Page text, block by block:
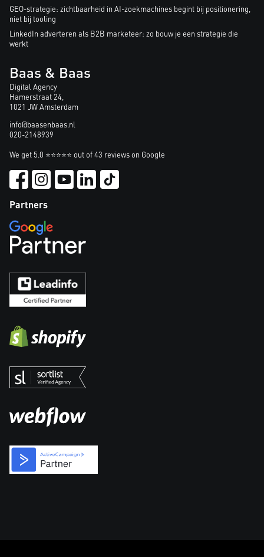
GEO-strategie: zichtbaarheid in AI-zoekmachines begint bij positionering,
niet bij tooling
LinkedIn adverteren als B2B marketeer: zo bouw je een strategie die
werkt
Baas & Baas
Digital Agency
Hamerstraat 24,
1021 JW Amsterdam
info@baasenbaas.nl
020-2148939
We get 5.0 ⭐⭐⭐⭐⭐ out of 43 reviews on Google
Partners